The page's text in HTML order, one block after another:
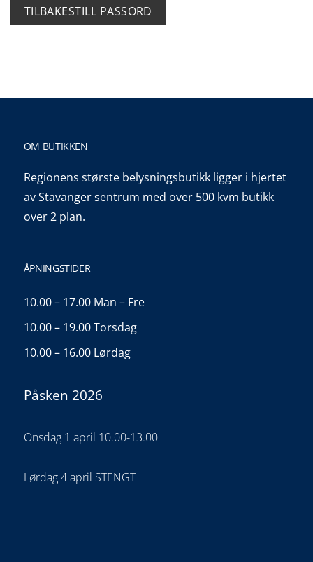
TILBAKESTILL PASSORD
OM BUTIKKEN
Regionens største belysningsbutikk ligger i hjertet
av Stavanger sentrum med over 500 kvm butikk
over 2 plan.
ÅPNINGSTIDER
10.00 – 17.00 Man – Fre
10.00 – 19.00 Torsdag
10.00 – 16.00 Lørdag
Påsken 2026
Onsdag 1 april 10.00-13.00
Lørdag 4 april STENGT